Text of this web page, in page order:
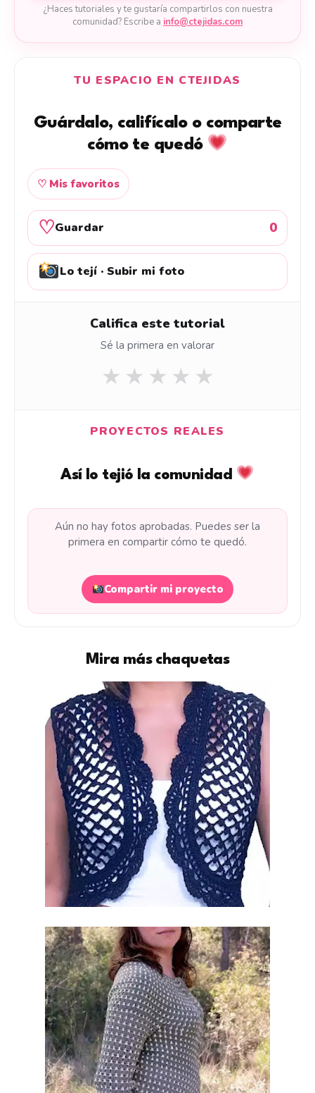
¿Haces tutoriales y te gustaría compartirlos con nuestra
comunidad? Escribe a info@ctejidas.com
TU ESPACIO EN CTEJIDAS
Guárdalo, califícalo o comparte
cómo te quedó
♡ Mis favoritos
♡Guardar 0
Lo tejí · Subir mi foto
Califica este tutorial
Sé la primera en valorar
★ ★ ★ ★ ★
PROYECTOS REALES
Así lo tejió la comunidad
Aún no hay fotos aprobadas. Puedes ser la
primera en compartir cómo te quedó.
Compartir mi proyecto
Mira más chaquetas